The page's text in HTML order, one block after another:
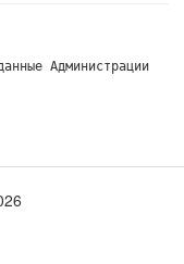
Администрации